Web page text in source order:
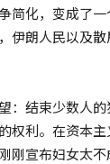
简化，变成了
朗人民以及散
结束少数人
权利。在资本
刚宣布妇女太